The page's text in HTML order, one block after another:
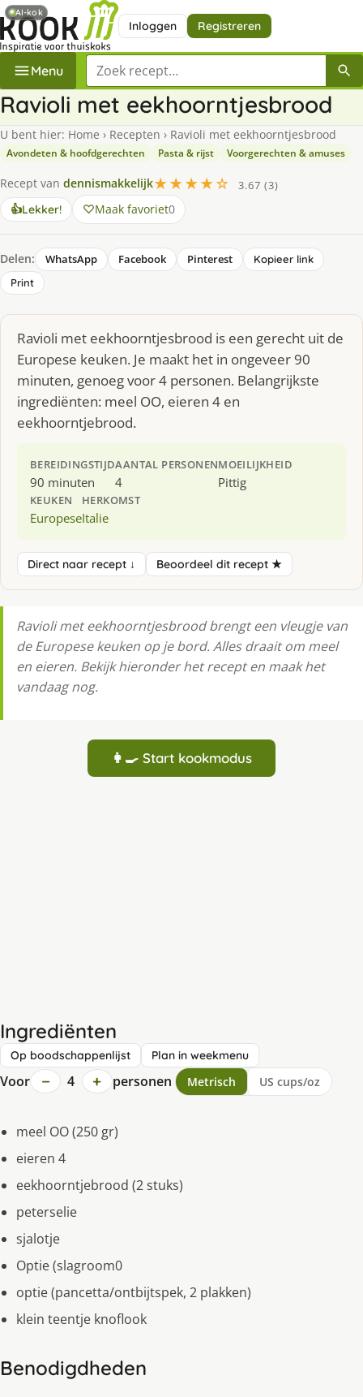
Inloggen Registreren
Menu Zoek een recept
Ravioli met eekhoorntjesbrood
U bent hier: Home › Recepten › Ravioli met eekhoorntjesbrood
Avondeten & hoofdgerechten Pasta & rijst Voorgerechten & amuses
Recept van dennismakkelijk★★★★☆
3.67 (3)
👍Lekker! Maak favoriet0
Delen: WhatsApp Facebook Pinterest
Kopieer link
Print
Ravioli met eekhoorntjesbrood is een gerecht uit de
Europese keuken. Je maakt het in ongeveer 90
minuten, genoeg voor 4 personen. Belangrijkste
ingrediënten: meel OO, eieren 4 en
eekhoorntjebrood.
BEREIDINGSTIJD
90 minuten
AANTAL PERSONEN
4
MOEILIJKHEID
Pittig
KEUKEN
Europese
HERKOMST
Italie
Direct naar recept ↓ Beoordeel dit recept ★
Ravioli met eekhoorntjesbrood brengt een vleugje van
de Europese keuken op je bord. Alles draait om meel
en eieren. Bekijk hieronder het recept en maak het
vandaag nog.
👩‍🍳 Start kookmodus
Ingrediënten
Op boodschappenlijst Plan in weekmenu
Voor − 4 + personen Metrisch US cups/oz
meel OO (250 gr)
eieren 4
eekhoorntjebrood (2 stuks)
peterselie
sjalotje
Optie (slagroom0
optie (pancetta/ontbijtspek, 2 plakken)
klein teentje knoflook
Benodigdheden
AI-kok